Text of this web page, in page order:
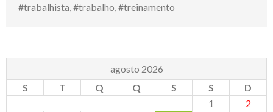
#trabalhista #trabalho #treinamento
agosto 2026
S
T Q Q S S
D
1
2